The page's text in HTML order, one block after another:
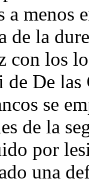
a menos
de la
con los
de De las
se
de la
por
una